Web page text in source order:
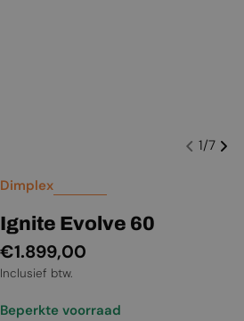
1/7
Dimplex
Ignite Evolve 60
Normale
prijs
€1.899,00
Inclusief btw.
Beperkte voorraad